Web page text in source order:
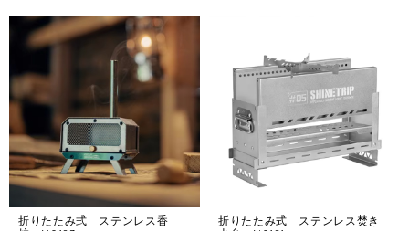
折りたたみ式 ステンレス香
折りたたみ式 ステンレス焚き